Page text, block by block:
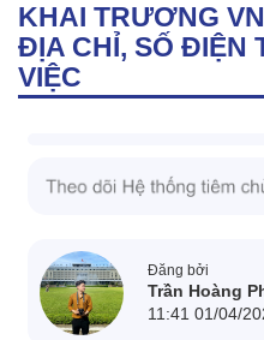
KHAI TRƯƠNG
ĐỊA CHỈ, SỐ ĐIỆN
VIỆC
Đăng bởi
Trần Hoàng
11:41 01/04/